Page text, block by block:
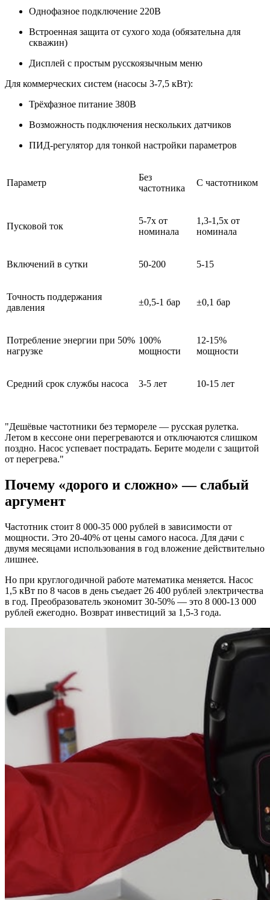
Однофазное подключение 220В
Встроенная защита от сухого хода (обязательна для
скважин)
Дисплей с простым русскоязычным меню
Для коммерческих систем (насосы 3-7,5 кВт):
Трёхфазное питание 380В
Возможность подключения нескольких датчиков
ПИД-регулятор для тонкой настройки параметров
Параметр
Без
частотника
С частотником
Пусковой ток
5-7x от
номинала
1,3-1,5x от
номинала
Включений в сутки 50-200 5-15
Точность поддержания
давления
±0,5-1 бар ±0,1 бар
Потребление энергии при 50%
нагрузке
100%
мощности
12-15%
мощности
Средний срок службы насоса 3-5 лет 10-15 лет
"Дешёвые частотники без термореле — русская рулетка.
Летом в кессоне они перегреваются и отключаются слишком
поздно. Насос успевает пострадать. Берите модели с защитой
от перегрева."
Почему «дорого и сложно» — слабый
аргумент
Частотник стоит 8 000-35 000 рублей в зависимости от
мощности. Это 20-40% от цены самого насоса. Для дачи с
двумя месяцами использования в год вложение действительно
лишнее.
Но при круглогодичной работе математика меняется. Насос
1,5 кВт по 8 часов в день съедает 26 400 рублей электричества
в год. Преобразователь экономит 30-50% — это 8 000-13 000
рублей ежегодно. Возврат инвестиций за 1,5-3 года.